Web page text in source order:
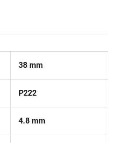
38 mm
P222
4.8 mm